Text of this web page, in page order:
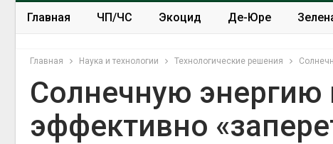
Главная ЧП/ЧС Экоцид Де-Юре
Главная Наука и технологии Технологические решения
Солнечную энергию
эффективно